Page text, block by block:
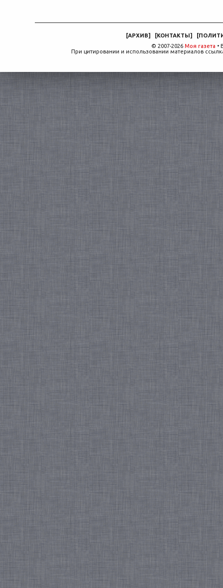
[АРХИВ] [КОНТАКТЫ] [
© 2007-2026 Моя газета •
При цитировании и использовании материалов